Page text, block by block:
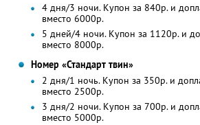
4 дня/3 ночи. Купон за 840р. и
вместо 6000р.
5 дней/4 ночи. Купон за 1120р. и
вместо 8000р.
Номер «Стандарт твин»
2 дня/1 ночь. Купон за 350р. и
вместо 2500р.
3 дня/2 ночи. Купон за 700р. и
вместо 5000р.